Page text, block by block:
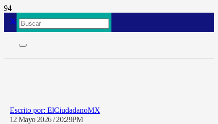
ElCiudadanoMX
12 Mayo 2026 / 20:29PM